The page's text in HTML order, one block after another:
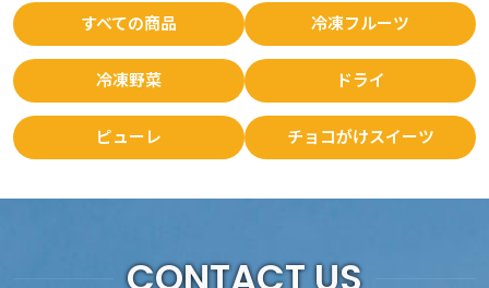
すべての商品 冷凍フルーツ
冷凍野菜 ドライ
ピューレ チョコがけスイーツ